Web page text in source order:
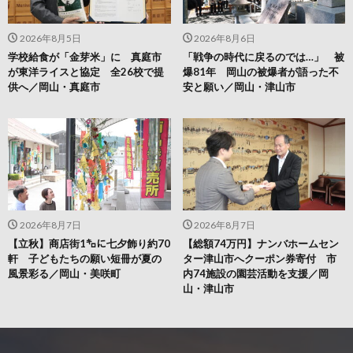
2026年8月7日
【総額74万円】ナンバホームセン
ター津山市へクーポン券寄付 市
内74施設の園芸活動を支援／岡
山・津山市
2026年8月7日
【立秋】商店街1㌔に七夕飾り約70
軒 子どもたちの願い短冊が夏の
風景彩る／岡山・美咲町
2026年8月6日
「戦争の時代に戻るのでは…」 被
爆81年 岡山の被爆者が語った不
安と願い／岡山・津山市
2026年8月5日
学校給食が「金芽米」に 真庭市
が東洋ライスと協定 全26校で提
供へ／岡山・真庭市